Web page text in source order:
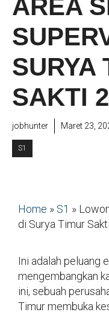
AREA
SURYA
SAKTI
jobhunter Maret 23,
S1
Home » S1 »
di Surya Timur
Ini adalah peluang
mengembangkan
ini, sebuah
Timur membuka